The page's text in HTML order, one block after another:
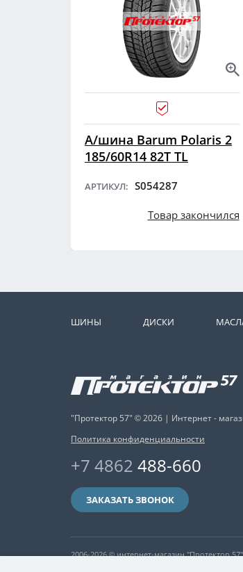
А/шина Barum Polaris 2
185/60R14 82T TL
АРТИКУЛ: S054287
Товар закончился
ШИНЫ ДИСКИ
"Протектор 57" © 2026 | Интернет -
Политика конфиденциальности
+7 4862 488-660
ЗАКАЗАТЬ ЗВОНОК
2006-2026 © интернет-магазин "Протектор